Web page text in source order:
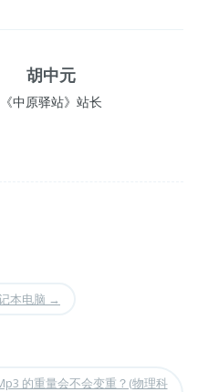
胡中元
《中原驿站》站长
本电脑 →
的重量会不会变重？(物理科